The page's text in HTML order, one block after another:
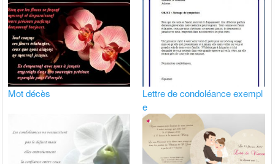
Mot décès
Lettre de condoléance exempl
e